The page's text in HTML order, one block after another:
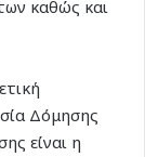
καθώς και
Δόμησης
είναι η